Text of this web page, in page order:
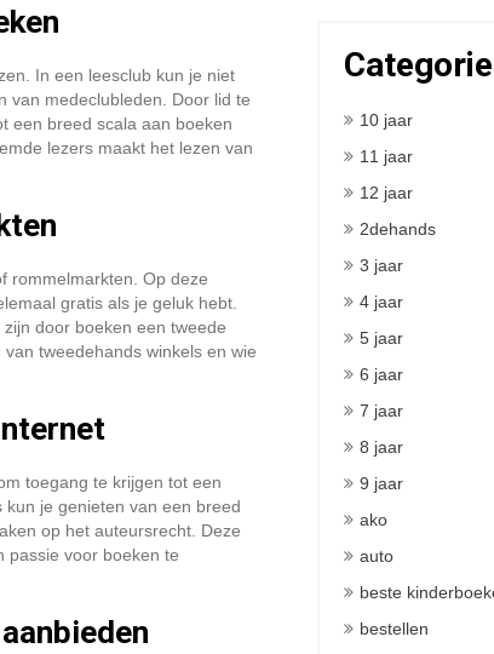
In een leesclub kun je niet
van medeclubleden. Door lid te
een breed scala aan boeken
lezers maakt het lezen van
rommelmarkten. Op deze
gratis als je geluk hebt.
door boeken een tweede
tweedehands winkels en wie
toegang te krijgen tot een
je genieten van een breed
op het auteursrecht. Deze
passie voor boeken te
10 jaar
11 jaar
12 jaar
2dehands
3 jaar
4 jaar
5 jaar
6 jaar
7 jaar
8 jaar
9 jaar
ako
auto
beste
bestellen